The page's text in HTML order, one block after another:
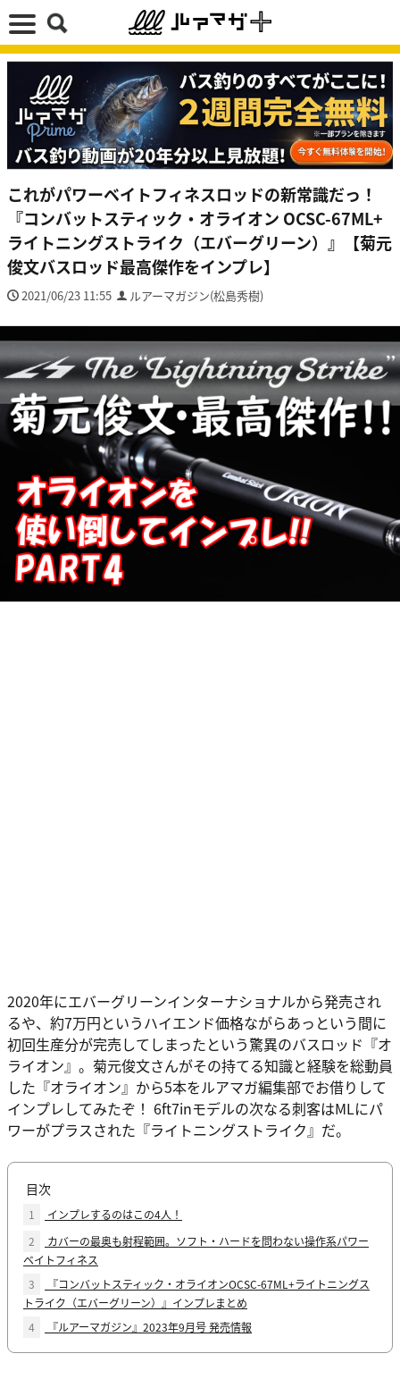
これがパワーベイトフィネスロッドの新常識だっ！
『コンバットスティック・オライオン OCSC-67ML+
ライトニングストライク（エバーグリーン）』【菊元
俊文バスロッド最高傑作をインプレ】
2021/06/23 11:55 ルアーマガジン(松島秀樹)
2020年にエバーグリーンインターナショナルから発売され
るや、約7万円というハイエンド価格ながらあっという間に
初回生産分が完売してしまったという驚異のバスロッド『オ
ライオン』。菊元俊文さんがその持てる知識と経験を総動員
した『オライオン』から5本をルアマガ編集部でお借りして
インプレしてみたぞ！ 6ft7inモデルの次なる刺客はMLにパ
ワーがプラスされた『ライトニングストライク』だ。
目次
1
インプレするのはこの4人！
2
カバーの最奥も射程範囲。ソフト・ハードを問わない操作系パワー
ベイトフィネス
3
『コンバットスティック・オライオンOCSC-67ML+ライトニングス
トライク（エバーグリーン）』インプレまとめ
4
『ルアーマガジン』2023年9月号 発売情報